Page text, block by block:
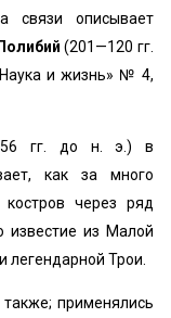
связи описывает
Полибий(201—120 гг.
и жизнь» № 4,
гг. до н. э.) в
как за много
через ряд
известие из Малой
легендарной Трои.
применялись